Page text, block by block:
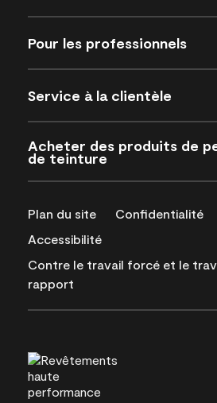
Pour les professionnels
Service à la clientèle
Acheter des produits de
de teinture
Plan du site Confidentialité
Accessibilité
Contre le travail forcé et le
rapport